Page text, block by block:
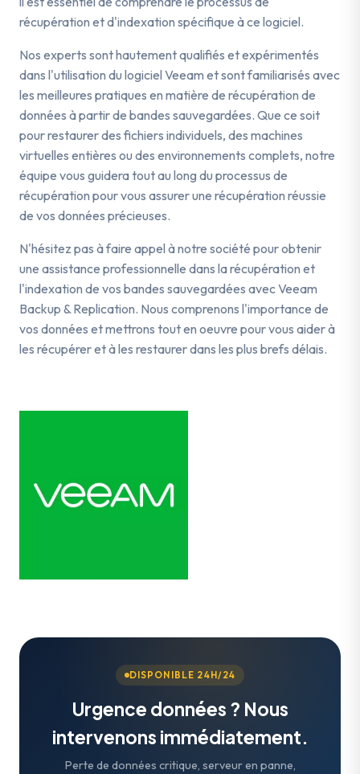
récupération et d'indexation spécifique à ce logiciel.
Nos experts sont hautement qualifiés et expérimentés
dans l'utilisation du logiciel Veeam et sont familiarisés avec
les meilleures pratiques en matière de récupération de
données à partir de bandes sauvegardées. Que ce soit
pour restaurer des fichiers individuels, des machines
virtuelles entières ou des environnements complets, notre
équipe vous guidera tout au long du processus de
récupération pour vous assurer une récupération réussie
de vos données précieuses.
N'hésitez pas à faire appel à notre société pour obtenir
une assistance professionnelle dans la récupération et
l'indexation de vos bandes sauvegardées avec Veeam
Backup & Replication. Nous comprenons l'importance de
vos données et mettrons tout en oeuvre pour vous aider à
les récupérer et à les restaurer dans les plus brefs délais.
DISPONIBLE 24H/24
Urgence données ? Nous
intervenons immédiatement.
Perte de données critique, serveur en panne,